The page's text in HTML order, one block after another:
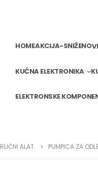
HOMEAKCIJA-SNIŽENO
KUĆNA ELEKTRONIKA
ELEKTRONSKE
RUČNI ALAT PUMPICA ZA